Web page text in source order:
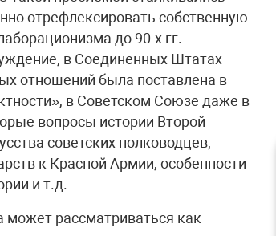
отрефлексировать собственную
до 90-х гг.
в Соединенных Штатах
отношений была поставлена в
в Советском Союзе даже в
вопросы истории Второй
советских полководцев,
к Красной Армии, особенности
и т.д.
может рассматриваться как